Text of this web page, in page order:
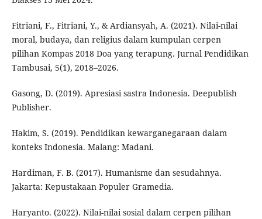
Fitriani, F., Fitriani, Y., & Ardiansyah, A. (2021). Nilai-nilai
moral, budaya, dan religius dalam kumpulan cerpen
pilihan Kompas 2018 Doa yang terapung. Jurnal Pendidikan
Tambusai, 5(1), 2018–2026.
Gasong, D. (2019). Apresiasi sastra Indonesia. Deepublish
Publisher.
Hakim, S. (2019). Pendidikan kewarganegaraan dalam
konteks Indonesia. Malang: Madani.
Hardiman, F. B. (2017). Humanisme dan sesudahnya.
Jakarta: Kepustakaan Populer Gramedia.
Haryanto. (2022). Nilai-nilai sosial dalam cerpen pilihan